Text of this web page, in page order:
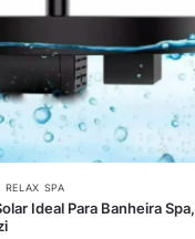
RELAX SPA
Ideal Para Banheira Spa,